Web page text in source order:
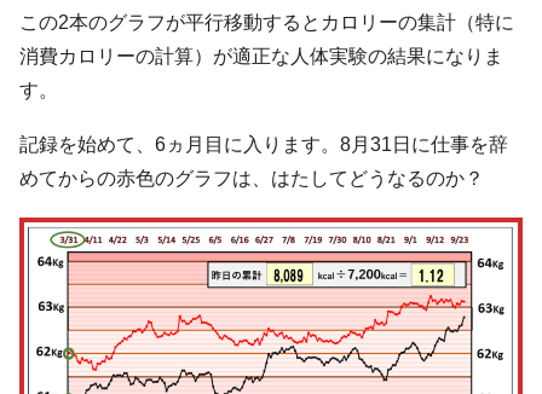
この2本のグラフが平行移動するとカロリーの集計（特に
消費カロリーの計算）が適正な人体実験の結果になりま
す。
記録を始めて、6ヵ月目に入ります。8月31日に仕事を辞
めてからの赤色のグラフは、はたしてどうなるのか？